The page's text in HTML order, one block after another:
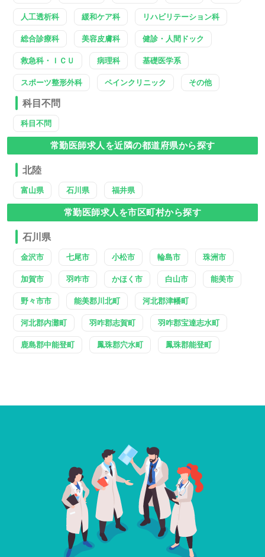
人工透析科 緩和ケア科 リハビリテーション科
総合診療科 美容皮膚科 健診・人間ドック
救急科・ＩＣＵ 病理科 基礎医学系
スポーツ整形外科 ペインクリニック その他
科目不問
科目不問
常勤医師求人を近隣の都道府県から探す
北陸
富山県 石川県 福井県
常勤医師求人を市区町村から探す
石川県
金沢市 七尾市 小松市 輪島市 珠洲市
加賀市 羽咋市 かほく市 白山市 能美市
野々市市 能美郡川北町 河北郡津幡町
河北郡内灘町 羽咋郡志賀町 羽咋郡宝達志水町
鹿島郡中能登町 鳳珠郡穴水町 鳳珠郡能登町